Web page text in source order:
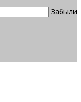
Забыли